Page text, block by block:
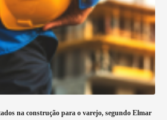
na construção para o varejo, segundo Elmar